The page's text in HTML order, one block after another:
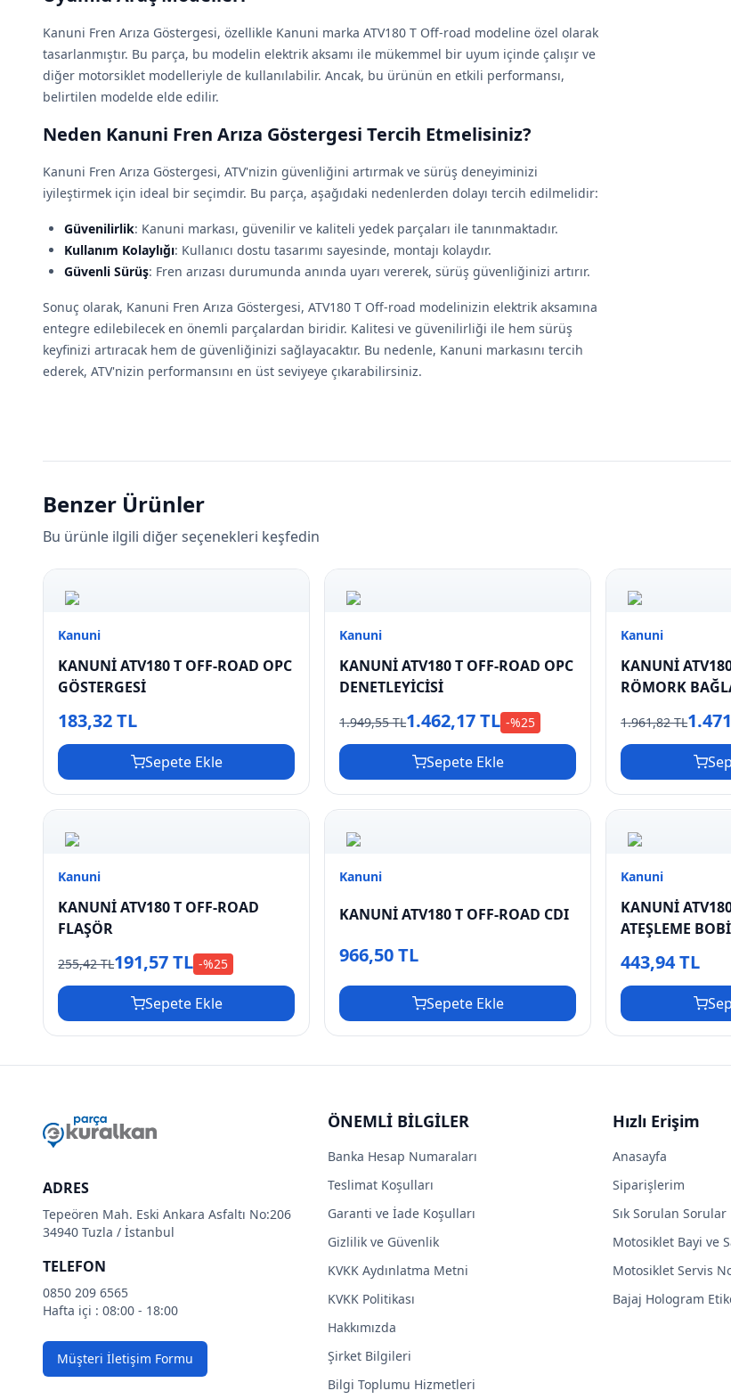
Kanuni Fren Arıza Göstergesi, özellikle Kanuni marka ATV180 T Off-road modeline özel olarak
tasarlanmıştır. Bu parça, bu modelin elektrik aksamı ile mükemmel bir uyum içinde çalışır ve
diğer motorsiklet modelleriyle de kullanılabilir. Ancak, bu ürünün en etkili performansı,
belirtilen modelde elde edilir.
Neden Kanuni Fren Arıza Göstergesi Tercih Etmelisiniz?
Kanuni Fren Arıza Göstergesi, ATV'nizin güvenliğini artırmak ve sürüş deneyiminizi
iyileştirmek için ideal bir seçimdir. Bu parça, aşağıdaki nedenlerden dolayı tercih edilmelidir:
Güvenilirlik: Kanuni markası, güvenilir ve kaliteli yedek parçaları ile tanınmaktadır.
Kullanım Kolaylığı: Kullanıcı dostu tasarımı sayesinde, montajı kolaydır.
Güvenli Sürüş: Fren arızası durumunda anında uyarı vererek, sürüş güvenliğinizi artırır.
Sonuç olarak, Kanuni Fren Arıza Göstergesi, ATV180 T Off-road modelinizin elektrik aksamına
entegre edilebilecek en önemli parçalardan biridir. Kalitesi ve güvenilirliği ile hem sürüş
keyfinizi artıracak hem de güvenliğinizi sağlayacaktır. Bu nedenle, Kanuni markasını tercih
ederek, ATV'nizin performansını en üst seviyeye çıkarabilirsiniz.
Benzer Ürünler
Bu ürünle ilgili diğer seçenekleri keşfedin
Kanuni
KANUNİ ATV180 T OFF-ROAD OPC
GÖSTERGESİ
183,32 TL
Sepete Ekle
Kanuni
KANUNİ ATV180 T OFF-ROAD OPC
DENETLEYİCİSİ
1.949,55 TL1.462,17 TL -%25
Sepete Ekle
Kanuni
KANUNİ
RÖMORK
1.961,82 TL
Kanuni
KANUNİ ATV180 T OFF-ROAD
FLAŞÖR
255,42 TL191,57 TL -%25
Sepete Ekle
Kanuni
KANUNİ ATV180 T OFF-ROAD CDI
966,50 TL
Sepete Ekle
Kanuni
KANUNİ
ATEŞLEME
443,94 TL
ADRES
Tepeören Mah. Eski Ankara Asfaltı No:206
34940 Tuzla / İstanbul
TELEFON
0850 209 6565
Hafta içi : 08:00 - 18:00
Müşteri İletişim Formu
ÖNEMLİ BİLGİLER
Banka Hesap Numaraları
Teslimat Koşulları
Garanti ve İade Koşulları
Gizlilik ve Güvenlik
KVKK Aydınlatma Metni
KVKK Politikası
Hakkımızda
Şirket Bilgileri
Bilgi Toplumu Hizmetleri
Hızlı Erişim
Anasayfa
Siparişlerim
Sık Sorulan Sorular
Motosiklet Bayi ve
Motosiklet Servis
Bajaj Hologram